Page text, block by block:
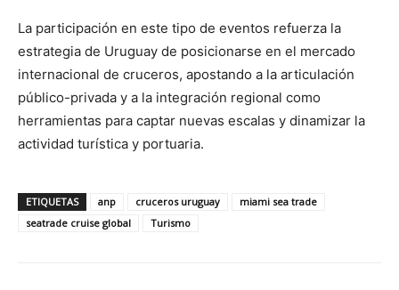
La participación en este tipo de eventos refuerza la
estrategia de Uruguay de posicionarse en el mercado
internacional de cruceros, apostando a la articulación
público-privada y a la integración regional como
herramientas para captar nuevas escalas y dinamizar la
actividad turística y portuaria.
ETIQUETAS anp cruceros uruguay
miami sea trade
seatrade cruise global
Turismo